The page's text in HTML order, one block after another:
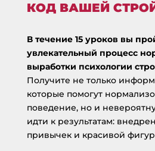
КОД ВАШЕЙ
В течение 15 уроков вы
увлекательный процесс
выработки психологии
Получите не только
которые помогут
поведение, но и
идти к результатам:
привычек и красивой